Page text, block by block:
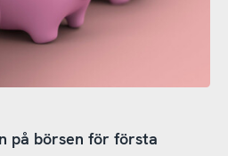
på börsen för första